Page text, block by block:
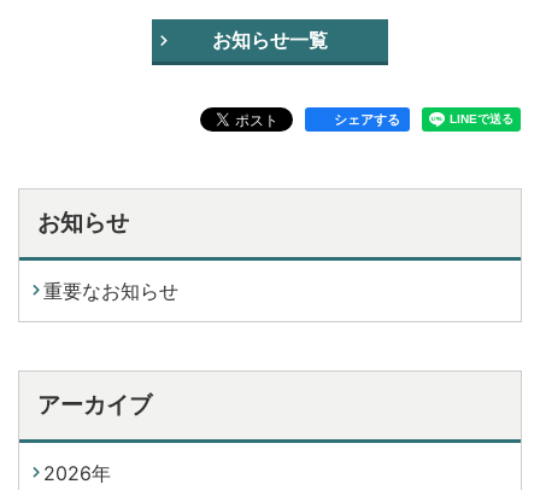
お知らせ一覧
シェアする
お知らせ
重要なお知らせ
アーカイブ
2026年